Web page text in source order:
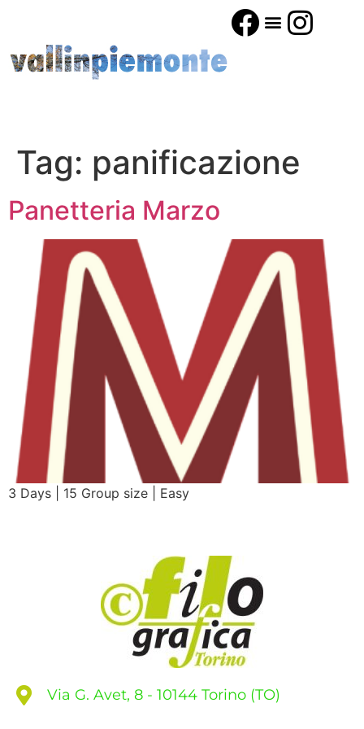
Tag: panificazione
Panetteria Marzo
3 Days | 15 Group size | Easy
Via G. Avet, 8 - 10144 Torino (TO)